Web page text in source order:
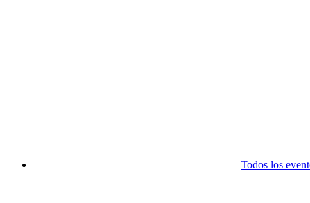
Todos los